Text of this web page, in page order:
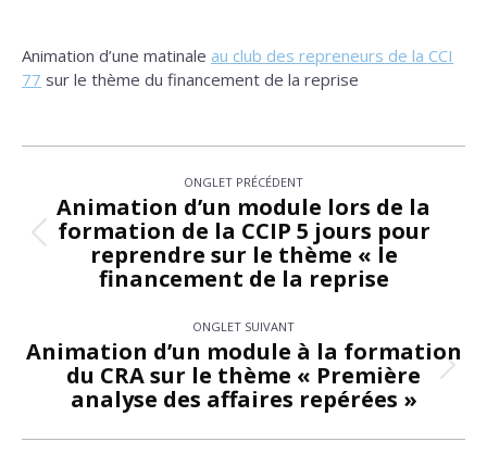
Animation d’une matinale au club des repreneurs de la CCI
77 sur le thème du financement de la reprise
de
commentaire
ONGLET PRÉCÉDENT
Onglet
précédent
Animation d’un module lors de la
formation de la CCIP 5 jours pour
reprendre sur le thème « le
financement de la reprise
ONGLET SUIVANT
Onglet
suivant
Animation d’un module à la formation
du CRA sur le thème « Première
analyse des affaires repérées »